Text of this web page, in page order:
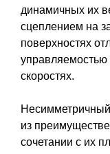
динамичных их
сцеплением на
поверхностях
управляемостью
скоростях.
из
сочетании с их